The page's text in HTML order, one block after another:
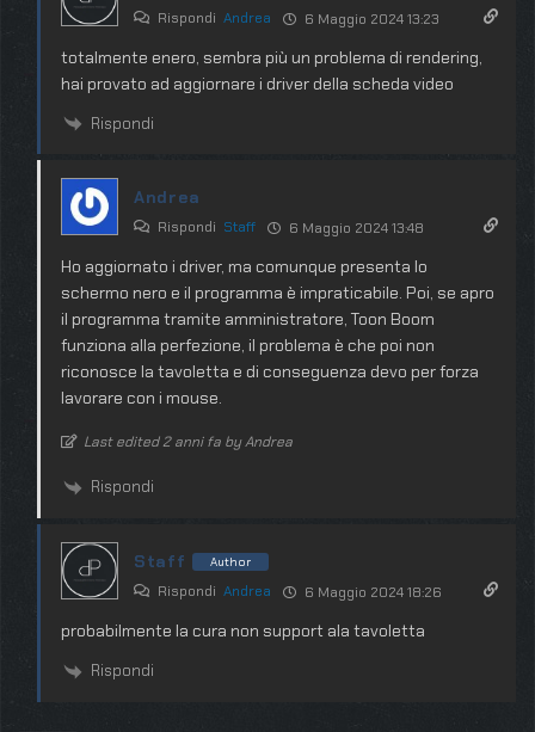
Rispondi Andrea 6 Maggio 2024 13:23
totalmente enero, sembra più un problema di rendering,
hai provato ad aggiornare i driver della scheda video
Rispondi
Andrea
Rispondi Staff 6 Maggio 2024 13:48
Ho aggiornato i driver, ma comunque presenta lo
schermo nero e il programma è impraticabile. Poi, se apro
il programma tramite amministratore, Toon Boom
funziona alla perfezione, il problema è che poi non
riconosce la tavoletta e di conseguenza devo per forza
lavorare con i mouse.
Last edited 2 anni fa by Andrea
Rispondi
Staff Author
Rispondi Andrea 6 Maggio 2024 18:26
probabilmente la cura non support ala tavoletta
Rispondi